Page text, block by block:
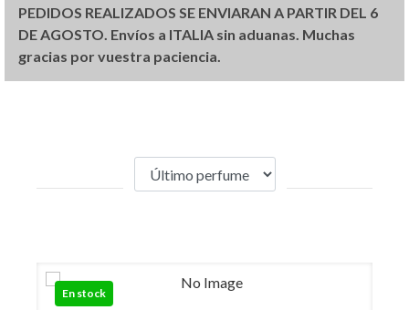
PEDIDOS REALIZADOS SE ENVIARAN A PARTIR DEL 6
DE AGOSTO. Envíos a ITALIA sin aduanas. Muchas
gracias por vuestra paciencia.
En stock